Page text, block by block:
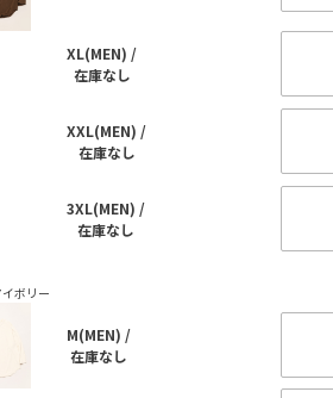
XL(MEN) /
在庫なし
XXL(MEN) /
在庫なし
3XL(MEN) /
在庫なし
M(MEN) /
在庫なし